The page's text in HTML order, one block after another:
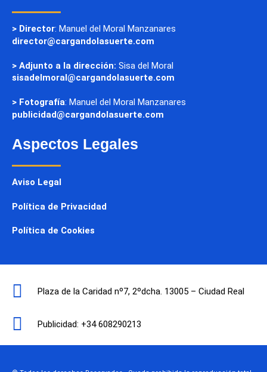
> Director: Manuel del Moral Manzanares
director@cargandolasuerte.com
> Adjunto a la dirección: Sisa del Moral
sisadelmoral@cargandolasuerte.com
> Fotografía: Manuel del Moral Manzanares
publicidad@cargandolasuerte.com
Aspectos Legales
Aviso Legal
Política de Privacidad
Política de Cookies
Plaza de la Caridad nº7, 2ºdcha. 13005 – Ciudad Real
Publicidad: +34 608290213